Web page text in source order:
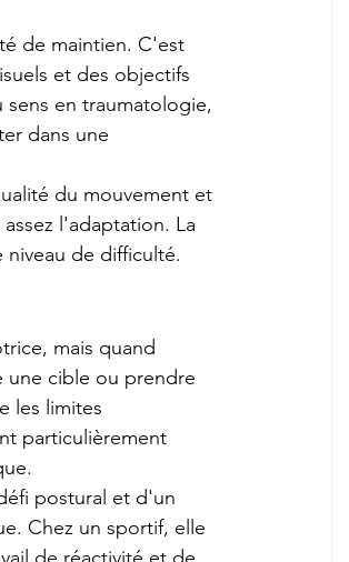
de maintien. C'est
et des objectifs
en traumatologie,
dans une
du mouvement et
l'adaptation. La
de difficulté.
mais quand
une cible ou prendre
les limites
particulièrement
postural et d'un
Chez un sportif, elle